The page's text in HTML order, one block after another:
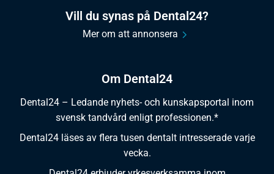
Om Dental24
Dental24 – Ledande nyhets- och kunskapsportal inom
svensk tandvård enligt professionen.*
Dental24 läses av flera tusen dentalt intresserade varje
vecka.
Vill du synas på Dental24?
Mer om att annonsera